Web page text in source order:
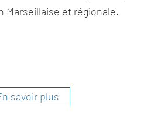
Marseillaise et régionale.
savoir plus